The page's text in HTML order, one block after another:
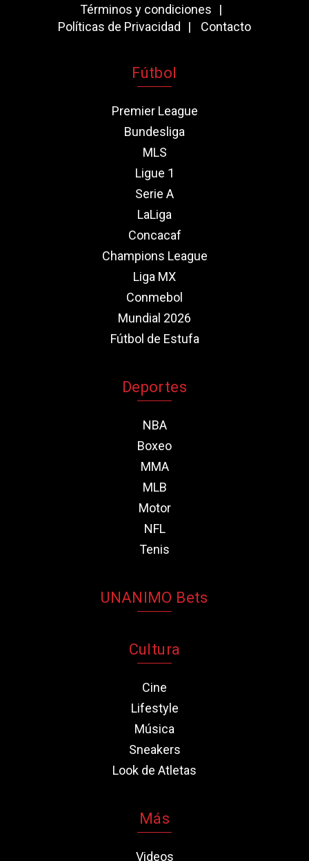
Términos y condiciones
Políticas de Privacidad
Contacto
Fútbol
Premier League
Bundesliga
MLS
Ligue 1
Serie A
LaLiga
Concacaf
Champions League
Liga MX
Conmebol
Mundial 2026
Fútbol de Estufa
Deportes
NBA
Boxeo
MMA
MLB
Motor
NFL
Tenis
UNANIMO Bets
Cultura
Cine
Lifestyle
Música
Sneakers
Look de Atletas
Más
Videos